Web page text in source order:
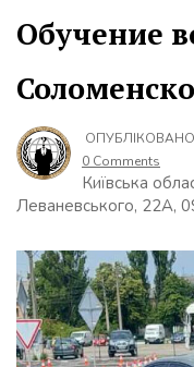
Обучение
ОПУБЛІКОВАНО
0 Comments
Київська
Леваневського, 22А,